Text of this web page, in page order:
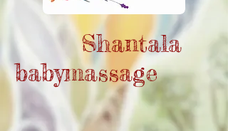
Shantala
babymassage